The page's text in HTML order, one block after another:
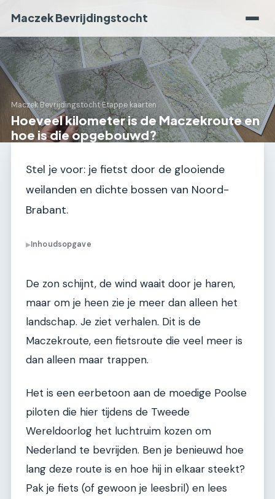
Maczek Bevrijdingstocht
Maczek Bevrijdingstocht›Etappe kaarten
Hoeveel kilometer is de Maczekroute en
hoe is die opgebouwd?
Stel je voor: je fietst door de glooiende
weilanden en dichte bossen van Noord-
Brabant.
▶Inhoudsopgave
De zon schijnt, de wind waait door je haren,
maar om je heen zie je meer dan alleen het
landschap. Je ziet verhalen. Dit is de
Maczekroute, een fietsroute die veel meer is
dan alleen maar trappen.
Het is een eerbetoon aan de moedige Poolse
piloten die hier tijdens de Tweede
Wereldoorlog het luchtruim kozen om
Nederland te bevrijden. Ben je benieuwd hoe
lang deze route is en hoe hij in elkaar steekt?
Pak je fiets (of gewoon je leesbril) en lees